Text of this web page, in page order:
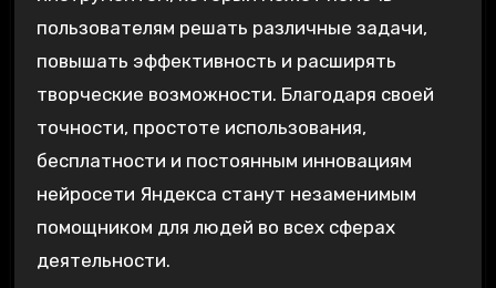
пользователям решать различные задачи‚
повышать эффективность и расширять
творческие возможности. Благодаря своей
точности‚ простоте использования‚
бесплатности и постоянным инновациям
нейросети Яндекса станут незаменимым
помощником для людей во всех сферах
деятельности.